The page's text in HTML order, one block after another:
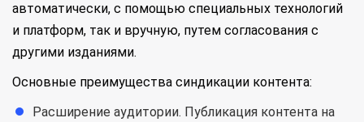
автоматически, с помощью специальных технологий
и платформ, так и вручную, путем согласования с
другими изданиями.
Основные преимущества синдикации контента:
Расширение аудитории. Публикация контента на